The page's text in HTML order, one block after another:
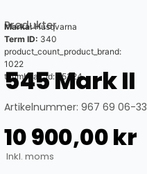
Produkter
Marka:Husqvarna
Term ID: 340
product_count_product_brand:
1022
thumbnail_id: 25324
545 Mark II
Artikelnummer: 967 69 06-33
10 900,00kr
Inkl. moms